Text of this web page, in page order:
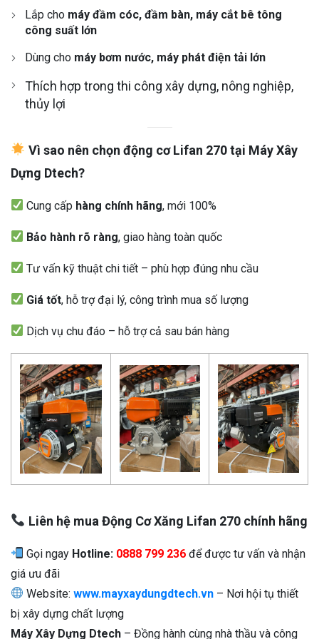
Lắp cho máy đầm cóc, đầm bàn, máy cắt bê tông
công suất lớn
Dùng cho máy bơm nước, máy phát điện tải lớn
Thích hợp trong thi công xây dựng, nông nghiệp,
thủy lợi
Vì sao nên chọn động cơ Lifan 270 tại Máy Xây
Dựng Dtech?
Cung cấp hàng chính hãng, mới 100%
Bảo hành rõ ràng, giao hàng toàn quốc
Tư vấn kỹ thuật chi tiết – phù hợp đúng nhu cầu
Giá tốt, hỗ trợ đại lý, công trình mua số lượng
Dịch vụ chu đáo – hỗ trợ cả sau bán hàng
Liên hệ mua Động Cơ Xăng Lifan 270 chính hãng
Gọi ngay Hotline: 0888 799 236 để được tư vấn và nhận
giá ưu đãi
Website:www.mayxaydungdtech.vn – Nơi hội tụ thiết
bị xây dựng chất lượng
Máy Xây Dựng Dtech – Đồng hành cùng nhà thầu và công